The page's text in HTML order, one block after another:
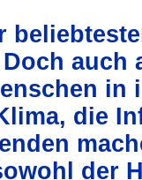
in
die
der